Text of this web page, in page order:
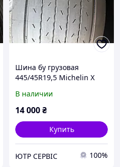
Шина бу грузовая
445/45R19,5 Michelin X
В наличии
14 000₴
Купить
ЮТР СЕРВІС 100%